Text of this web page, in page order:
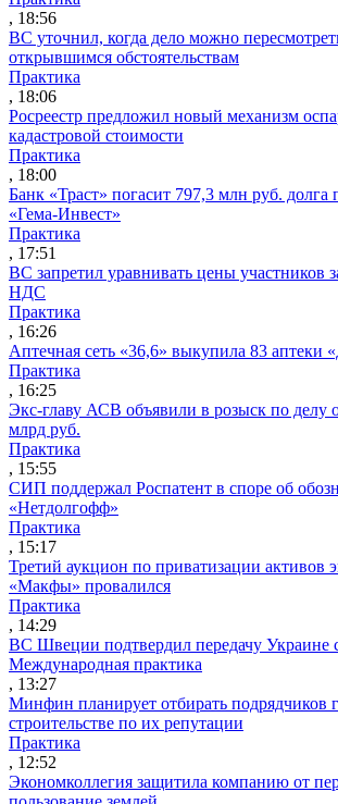
, 18:56
ВС уточнил, когда дело можно
открывшимся обстоятельствам
Практика
, 18:06
Росреестр предложил новый механизм
кадастровой стоимости
Практика
, 18:00
Банк «Траст» погасит 797,3 млн руб.
«Гема-Инвест»
Практика
, 17:51
ВС запретил уравнивать цены участников
НДС
Практика
, 16:26
Аптечная сеть «36,6» выкупила 83 аптеки
Практика
, 16:25
Экс-главу АСВ объявили в розыск по делу
млрд руб.
Практика
, 15:55
СИП поддержал Роспатент в споре об
«Нетдолгофф»
Практика
, 15:17
Третий аукцион по приватизации активов
«Макфы» провалился
Практика
, 14:29
ВС Швеции подтвердил передачу Украине
Международная практика
, 13:27
Минфин планирует отбирать подрядчиков
строительстве по их репутации
Практика
, 12:52
Экономколлегия защитила компанию от